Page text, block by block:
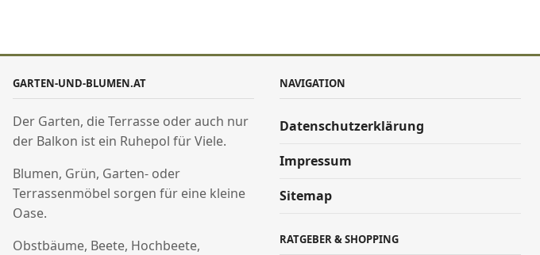
GARTEN-UND-BLUMEN.AT
Der Garten, die Terrasse oder auch nur
der Balkon ist ein Ruhepol für Viele.
Blumen, Grün, Garten- oder
Terrassenmöbel sorgen für eine kleine
Oase.
Obstbäume, Beete, Hochbeete,
NAVIGATION
Datenschutzerklärung
Impressum
Sitemap
RATGEBER & SHOPPING